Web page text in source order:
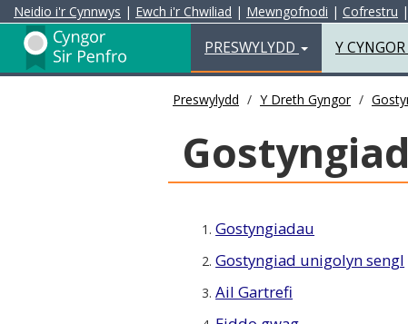
Neidio i'r Cynnwys | Ewch i'r Chwiliad | Mewngofnodi | Cofrestru |
Preswylydd
PRESWYLYDD Y CYNGOR
Preswylydd Y Dreth Gyngor
1.Gostyngiadau
2.Gostyngiad unigolyn sengl
3.Ail Gartrefi